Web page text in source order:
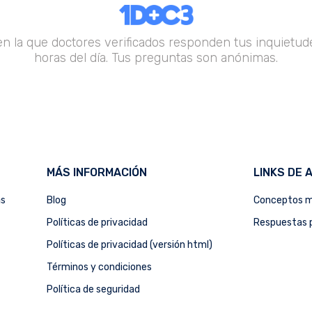
la que doctores verificados responden tus
horas del día. Tus preguntas son anónimas.
MÁS INFORMACIÓN
Blog
Políticas de privacidad
Políticas de privacidad (versión html)
Términos y condiciones
Política de seguridad
LINKS DE
Conceptos
Respuestas